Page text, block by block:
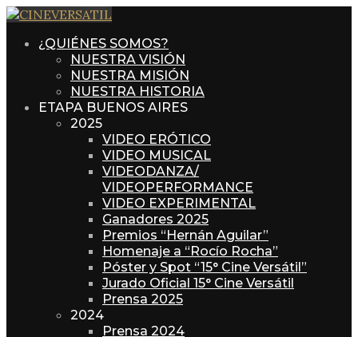
¿QUIÉNES SOMOS?
NUESTRA VISIÓN
NUESTRA MISIÓN
NUESTRA HISTORIA
ETAPA BUENOS AIRES
2025
VIDEO ERÓTICO
VIDEO MUSICAL
VIDEODANZA/
VIDEOPERFORMANCE
VIDEO EXPERIMENTAL
Ganadores 2025
Premios “Hernán Aguilar”
Homenaje a “Rocío Rocha”
Póster y Spot “15° Cine Versátil”
Jurado Oficial 15° Cine Versátil
Prensa 2025
2024
Prensa 2024